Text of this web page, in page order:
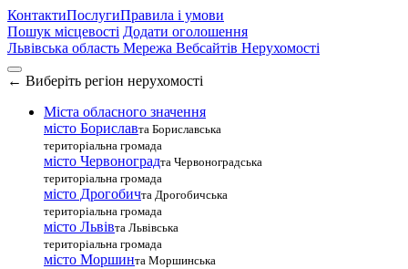
КонтактиПослугиПравила і умови
Пошук місцевості Додати оголошення
Львівська область Мережа Вебсайтів Нерухомості
← Виберіть регіон нерухомості
Міста обласного значення
місто Бориславта Бориславська
територіальна громада
місто Червоноградта Червоноградська
територіальна громада
місто Дрогобичта Дрогобичська
територіальна громада
місто Львівта Львівська
територіальна громада
місто Моршинта Моршинська